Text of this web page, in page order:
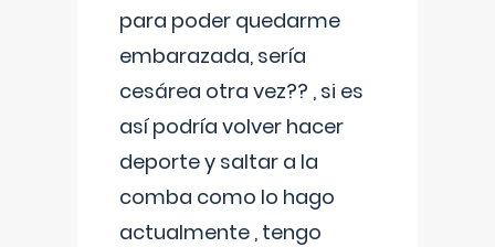
para poder quedarme
embarazada, sería
cesárea otra vez?? , si es
así podría volver hacer
deporte y saltar a la
comba como lo hago
actualmente , tengo